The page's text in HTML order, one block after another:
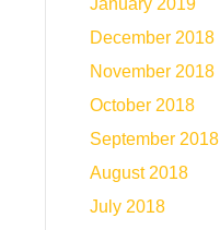
January 2019
December 2018
November 2018
October 2018
September 2018
August 2018
July 2018